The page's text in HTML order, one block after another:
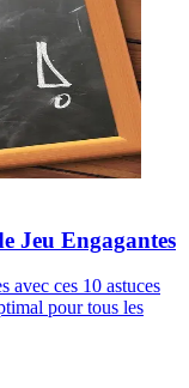
Jeu Engagantes
avec ces 10 astuces
pour tous les